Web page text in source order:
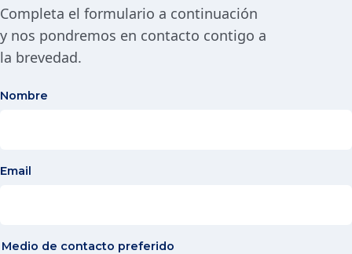
Completa el formulario a continuación
y nos pondremos en contacto contigo a
la brevedad.
Nombre
Email
Medio de contacto preferido